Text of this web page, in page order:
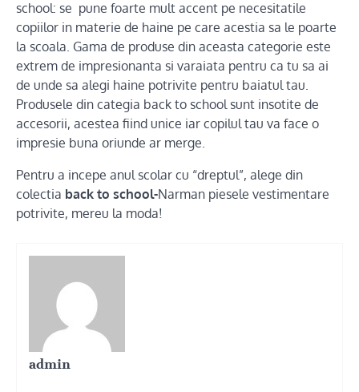
school: se pune foarte mult accent pe necesitatile
copiilor in materie de haine pe care acestia sa le poarte
la scoala. Gama de produse din aceasta categorie este
extrem de impresionanta si varaiata pentru ca tu sa ai
de unde sa alegi haine potrivite pentru baiatul tau.
Produsele din categia back to school sunt insotite de
accesorii, acestea fiind unice iar copilul tau va face o
impresie buna oriunde ar merge.
Pentru a incepe anul scolar cu “dreptul”, alege din
colectia back to school-Narman piesele vestimentare
potrivite, mereu la moda!
admin